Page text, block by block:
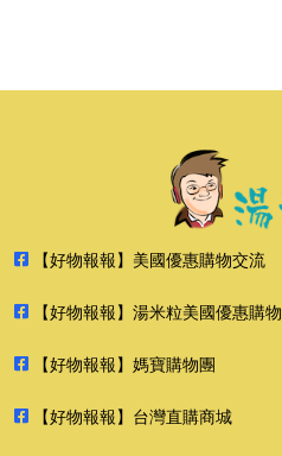
【好物報報】美國優惠購物交流
【好物報報】湯米粒美國優惠購物
【好物報報】媽寶購物團
【好物報報】台灣直購商城